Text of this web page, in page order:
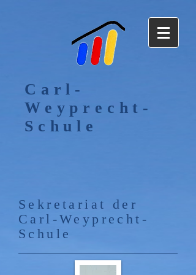
Carl-
Weyprecht-
Schule
Sekretariat der
Carl-Weyprecht-
Schule